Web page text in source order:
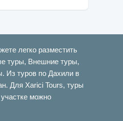
легко разместить
туры, Внешние туры,
Из туров по Дахили в
Для Xarici Tours, туры
можно